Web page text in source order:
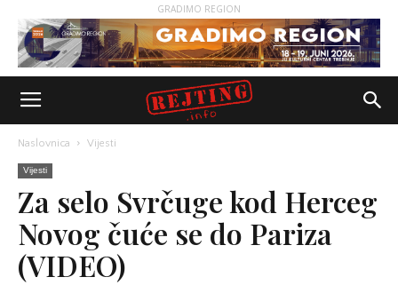
GRADIMO REGION
Naslovnica Vijesti
Vijesti
Za selo Svrčuge kod Herceg
Novog čuće se do Pariza
(VIDEO)